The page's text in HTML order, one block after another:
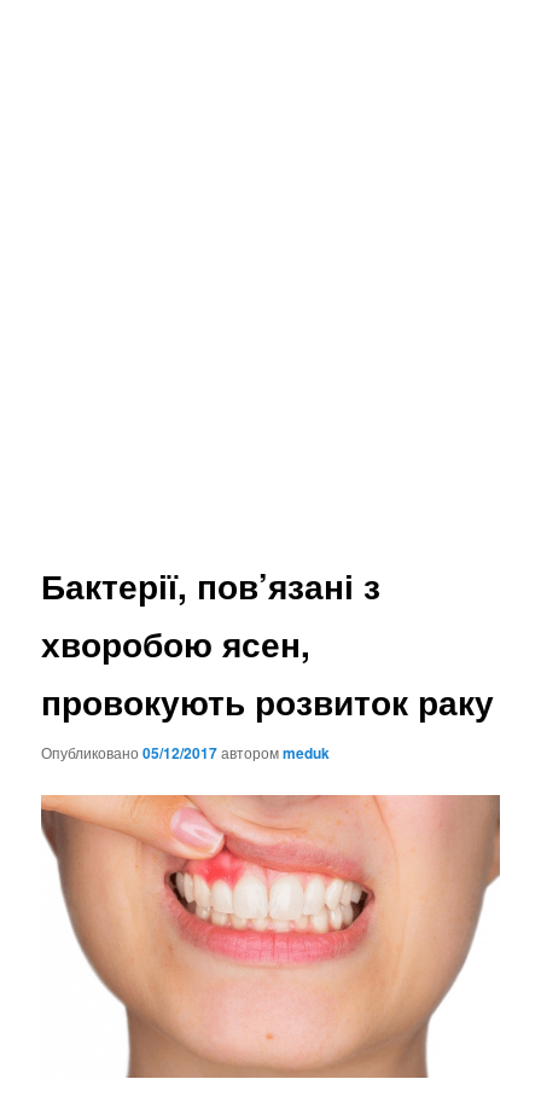
Бактерії, пов’язані з
хворобою ясен,
провокують розвиток раку
Опубликовано05/12/2017авторомmeduk